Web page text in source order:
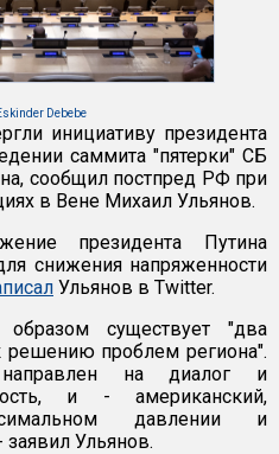
Debebe
инициативу президента
саммита "пятерки" СБ
сообщил постпред РФ при
в Вене Михаил Ульянов.
президента Путина
снижения напряженности
Ульянов в Twitter.
существует "два
проблем региона".
направлен на диалог и
и - американский,
давлении и
заявил Ульянов.